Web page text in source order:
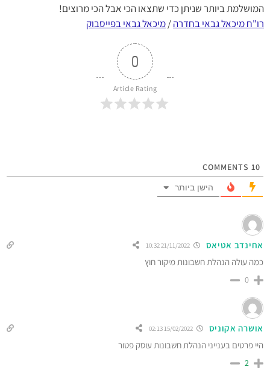
המושלמת ביותר שניתן כדי שתצאו הכי אבל הכי מרוצים!
רו"ח מיכאל גבאי בחדרה/מיכאל גבאי בפייסבוק
0
Article Rating
10
הישן ביותר
אחינדב אטיאס 21/11/2022 10:32
כמה עולה הנהלת חשבונות מיקור חוץ
0
אושרה אקוניס 15/02/2022 02:13
היי פרטים בענייני הנהלת חשבונות עוסק פטור
2